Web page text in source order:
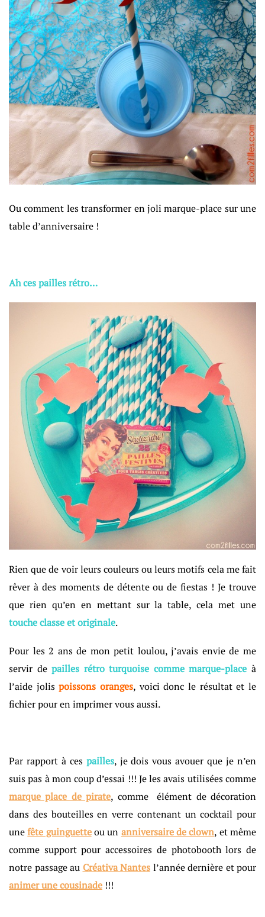
Ou comment les transformer en joli marque-place sur une
table d’anniversaire !
Ah ces pailles rétro…
Rien que de voir leurs couleurs ou leurs motifs cela me fait
rêver à des moments de détente ou de fiestas ! Je trouve
que rien qu’en en mettant sur la table, cela met une
touche classe et originale.
Pour les 2 ans de mon petit loulou, j’avais envie de me
servir depailles rétro turquoise comme marque-place à
l’aide jolispoissons oranges, voici donc le résultat et le
fichier pour en imprimer vous aussi.
Par rapport à ces pailles, je dois vous avouer que je n’en
suis pas à mon coup d’essai !!! Je les avais utilisées comme
marque place de pirate, comme élément de décoration
dans des bouteilles en verre contenant un cocktail pour
unefête guinguetteou un anniversaire de clown, et même
comme support pour accessoires de photobooth lors de
notre passage au Créativa Nantes l’année dernière et pour
animer une cousinade !!!